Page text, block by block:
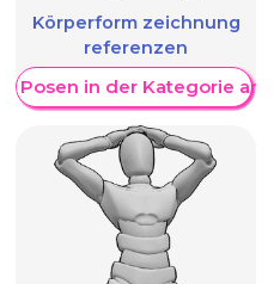
Körperform zeichnung
referenzen
Posen in der Kategorie